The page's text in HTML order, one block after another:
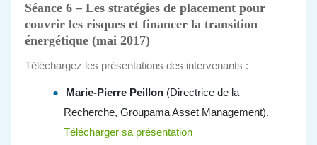
Séance 6 – Les stratégies de placement pour
couvrir les risques et financer la transition
énergétique (mai 2017)
Téléchargez les présentations des intervenants :
Marie-Pierre Peillon(Directrice de la
Recherche, Groupama Asset Management).
Télécharger sa présentation